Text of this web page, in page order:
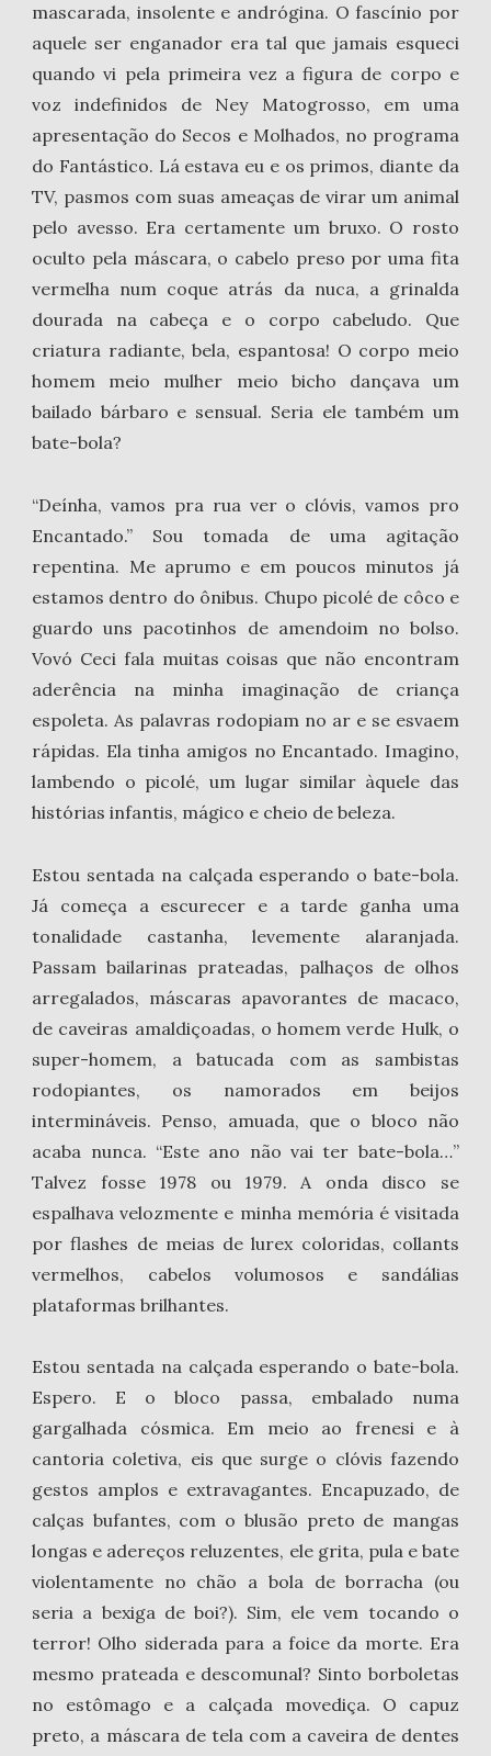
mascarada, insolente e andrógina. O fascínio por
aquele ser enganador era tal que jamais esqueci
quando vi pela primeira vez a figura de corpo e
voz indefinidos de Ney Matogrosso, em uma
apresentação do Secos e Molhados, no programa
do Fantástico. Lá estava eu e os primos, diante da
TV, pasmos com suas ameaças de virar um animal
pelo avesso. Era certamente um bruxo. O rosto
oculto pela máscara, o cabelo preso por uma fita
vermelha num coque atrás da nuca, a grinalda
dourada na cabeça e o corpo cabeludo. Que
criatura radiante, bela, espantosa! O corpo meio
homem meio mulher meio bicho dançava um
bailado bárbaro e sensual. Seria ele também um
bate-bola?
“Deínha, vamos pra rua ver o clóvis, vamos pro
Encantado.” Sou tomada de uma agitação
repentina. Me aprumo e em poucos minutos já
estamos dentro do ônibus. Chupo picolé de côco e
guardo uns pacotinhos de amendoim no bolso.
Vovó Ceci fala muitas coisas que não encontram
aderência na minha imaginação de criança
espoleta. As palavras rodopiam no ar e se esvaem
rápidas. Ela tinha amigos no Encantado. Imagino,
lambendo o picolé, um lugar similar àquele das
histórias infantis, mágico e cheio de beleza.
Estou sentada na calçada esperando o bate-bola.
Já começa a escurecer e a tarde ganha uma
tonalidade castanha, levemente alaranjada.
Passam bailarinas prateadas, palhaços de olhos
arregalados, máscaras apavorantes de macaco,
de caveiras amaldiçoadas, o homem verde Hulk, o
super-homem, a batucada com as sambistas
rodopiantes, os namorados em beijos
intermináveis. Penso, amuada, que o bloco não
acaba nunca. “Este ano não vai ter bate-bola…”
Talvez fosse 1978 ou 1979. A onda disco se
espalhava velozmente e minha memória é visitada
por flashes de meias de lurex coloridas, collants
vermelhos, cabelos volumosos e sandálias
plataformas brilhantes.
Estou sentada na calçada esperando o bate-bola.
Espero. E o bloco passa, embalado numa
gargalhada cósmica. Em meio ao frenesi e à
cantoria coletiva, eis que surge o clóvis fazendo
gestos amplos e extravagantes. Encapuzado, de
calças bufantes, com o blusão preto de mangas
longas e adereços reluzentes, ele grita, pula e bate
violentamente no chão a bola de borracha (ou
seria a bexiga de boi?). Sim, ele vem tocando o
terror! Olho siderada para a foice da morte. Era
mesmo prateada e descomunal? Sinto borboletas
no estômago e a calçada movediça. O capuz
preto, a máscara de tela com a caveira de dentes